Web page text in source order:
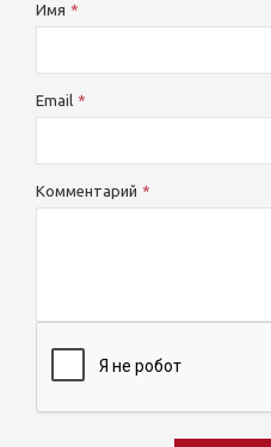
Имя
Email
Комментарий